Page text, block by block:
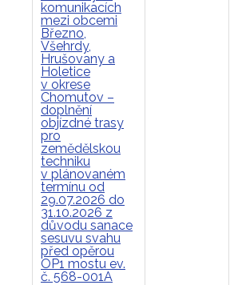
komunikacích
mezi obcemi
Březno,
Všehrdy,
Hrušovany a
Holetice
v okrese
Chomutov –
doplnění
objízdné trasy
pro
zemědělskou
techniku
v plánovaném
termínu od
29.07.2026 do
31.10.2026 z
důvodu sanace
sesuvu svahu
před opěrou
OP1 mostu ev.
č. 568-001A